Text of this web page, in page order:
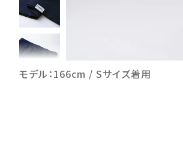
モデル：166cm / Sサイズ着用